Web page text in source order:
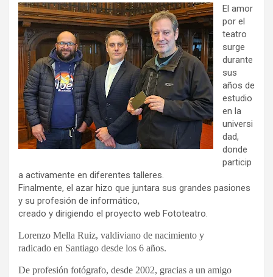
El amor
por el
teatro
surge
durante
sus
años de
estudio
en la
universi
dad,
donde
particip
a activamente en diferentes talleres.
Finalmente, el azar hizo que juntara sus grandes pasiones
y su profesión de informático,
creado y dirigiendo el proyecto web Fototeatro.
Lorenzo Mella Ruiz, valdiviano de nacimiento y
radicado en Santiago desde los 6 años.
De profesión fotógrafo, desde 2002, gracias a un amigo